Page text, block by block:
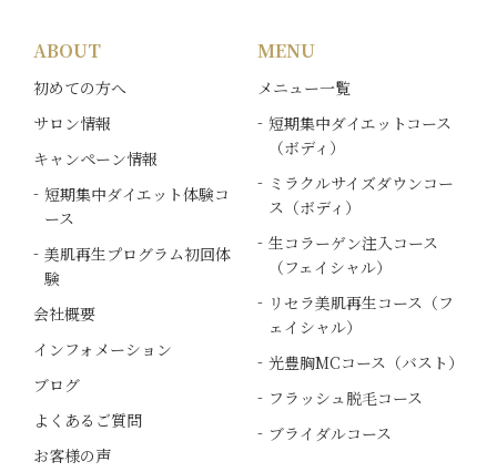
ABOUT
初めての方へ
サロン情報
キャンペーン情報
短期集中ダイエット体験コ
ース
美肌再生プログラム初回体
験
会社概要
インフォメーション
ブログ
よくあるご質問
お客様の声
MENU
メニュー一覧
短期集中ダイエットコース
（ボディ）
ミラクルサイズダウンコー
ス（ボディ）
生コラーゲン注入コース
（フェイシャル）
リセラ美肌再生コース（フ
ェイシャル）
光豊胸MCコース（バスト）
フラッシュ脱毛コース
ブライダルコース